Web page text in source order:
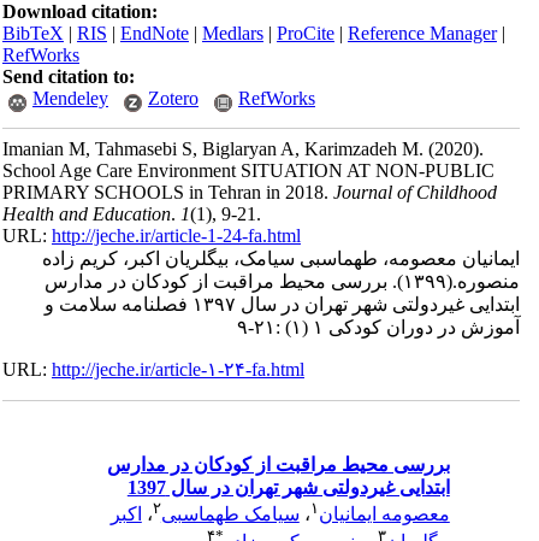
Download citation:
BibTeX|RIS|EndNote|Medlars|ProCite|Reference Manager
RefWorks
Send citation to:
Mendeley
Zotero RefWorks
Imanian M, Tahmasebi S, Biglaryan A, Karimzadeh M.(2020).
School Age Care Environment SITUATION AT NON-PUBLIC
PRIMARY SCHOOLS in Tehran in 2018.Journal of Childhood
Health and Education.1(1), 9-21.
URL:http://jeche.ir/article-1-24-fa.html
ایمانیان معصومه، طهماسبی سیامک، بیگلریان اکبر، کریم زاده
منصوره. (۱۳۹۹).
بررسی محیط مراقبت از کودکان در مدارس
ابتدایی غیردولتی شهر تهران در سال ۱۳۹۷ فصلنامه سلامت و
آموزش در دوران کودکی ۱ (۱) :۲۱-۹
URL:http://jeche.ir/article-۱-۲۴-fa.html
بررسی محیط مراقبت از کودکان در مدارس
ابتدایی غیردولتی شهر تهران در سال 1397
معصومه ایمانیان ۱،سیامک طهماسبی ،اکبر
۳ ۴